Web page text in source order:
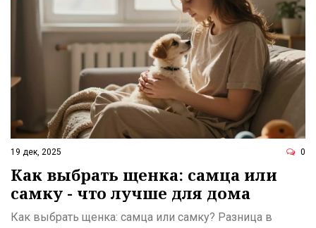
19 дек, 2025 0
Как выбрать щенка: самца или
самку - что лучше для дома
Как выбрать щенка: самца или самку? Разница в